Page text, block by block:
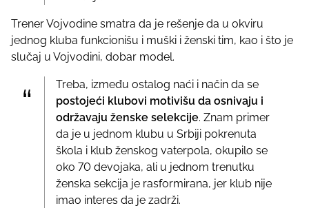
Trener Vojvodine smatra da je rešenje da u okviru
jednog kluba funkcionišu i muški i ženski tim, kao i što je
slučaj u Vojvodini, dobar model.
Treba, između ostalog naći i način da se
postojeći klubovi motivišu da osnivaju i
održavaju ženske selekcije. Znam primer
da je u jednom klubu u Srbiji pokrenuta
škola i klub ženskog vaterpola, okupilo se
oko 70 devojaka, ali u jednom trenutku
ženska sekcija je rasformirana, jer klub nije
imao interes da je zadrži.